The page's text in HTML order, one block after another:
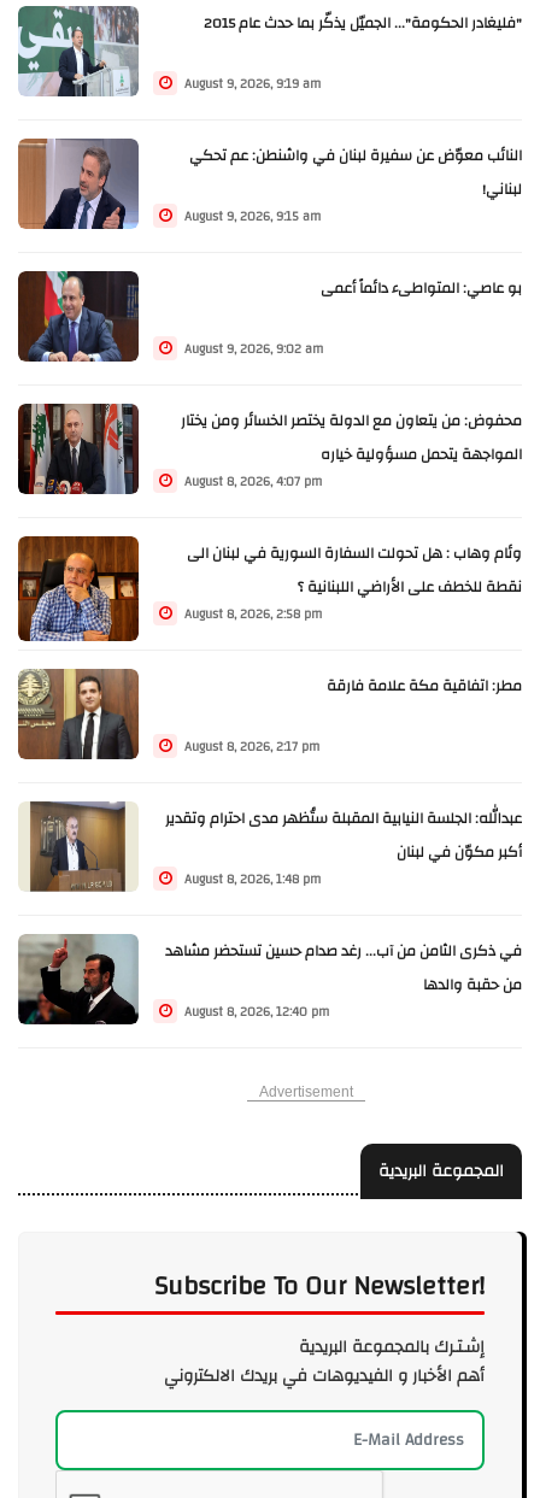
"فليغادر الحكومة"... الجميّل يذكّر بما حدث عام 2015
August 9, 2026, 9:19 am
النائب معوّض عن سفيرة لبنان في واشنطن: عم تحكي
لبناني!
August 9, 2026, 9:15 am
بو عاصي: المتواطىء دائماً أعمى
August 9, 2026, 9:02 am
محفوض: من يتعاون مع الدولة يختصر الخسائر ومن يختار
المواجهة يتحمل مسؤولية خياره
August 8, 2026, 4:07 pm
وئام وهاب : هل تحولت السفارة السورية في لبنان الى
نقطة للخطف على الأراضي اللبنانية ؟
August 8, 2026, 2:58 pm
مطر: اتفاقية مكة علامة فارقة
August 8, 2026, 2:17 pm
عبدالله: الجلسة النيابية المقبلة ستُظهر مدى احترام وتقدير
أكبر مكوّن في لبنان
August 8, 2026, 1:48 pm
في ذكرى الثامن من آب... رغد صدام حسين تستحضر مشاهد
من حقبة والدها
August 8, 2026, 12:40 pm
Advertisement
المجموعة البريدية
Subscribe To Our Newsletter!
إشـتـرك بالمجموعة البريدية
أهم الأخبار و الفيديوهات في بريدك الالكتروني